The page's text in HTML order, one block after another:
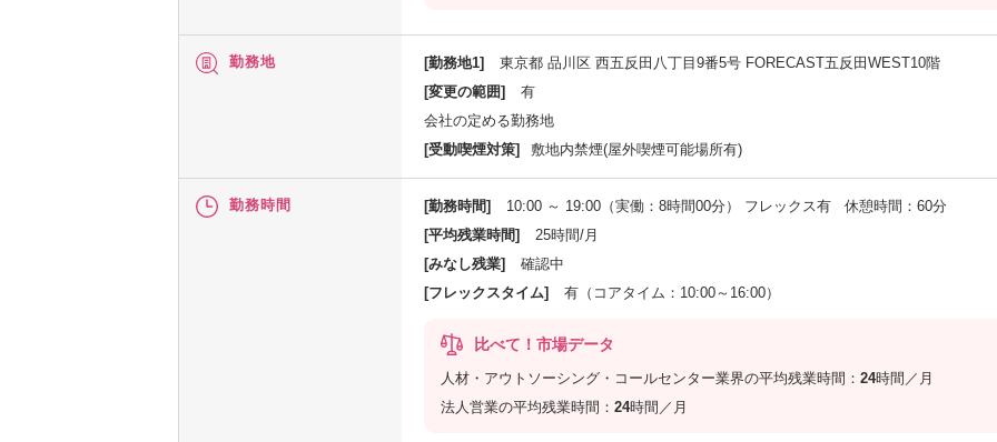
勤務地 [勤務地1]
東京都 品川区 西五反田八丁目9番5号 FORECAST五反田WEST10階
[変更の範囲]
有
会社の定める勤務地
[受動喫煙対策]
敷地内禁煙(屋外喫煙可能場所有)
勤務時間 [勤務時間]
10:00 ～ 19:00（実働：8時間00分） フレックス有 休憩時間：60分
[平均残業時間]
25時間/月
[みなし残業]
確認中
[フレックスタイム]
有（コアタイム：10:00～16:00）
比べて！市場データ
人材・アウトソーシング・コールセンター業界の平均残業時間： 24時間／月
法人営業の平均残業時間： 24時間／月